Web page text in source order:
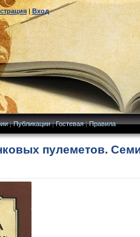
|Вход
|Публикации|Гостевая|Правила
пулеметов.